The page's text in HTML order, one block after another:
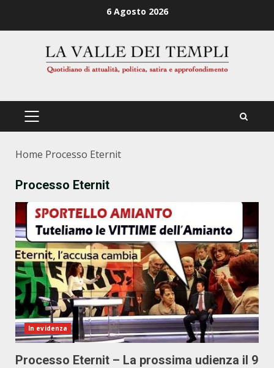
6 Agosto 2026
PRIMÄRES
Home Processo Eternit
Processo Eternit
In evidenza
Processo Eternit – La prossima udienza il 9